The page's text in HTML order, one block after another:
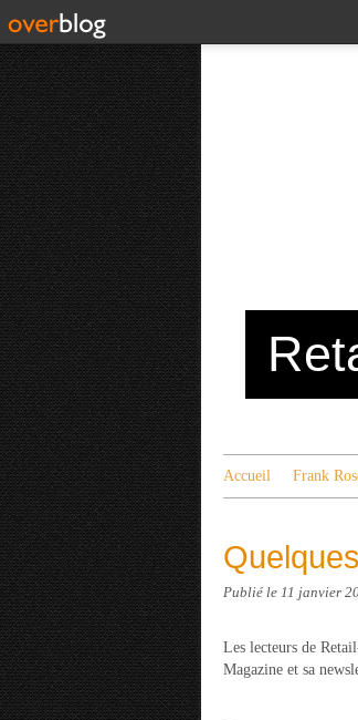
Accueil Frank
Publié le 11 janvier
Les lecteurs de
Magazine et sa